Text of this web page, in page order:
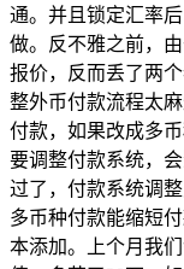
通。并且锁定汇率
做。反不雅之前，
报价，反而丢了两
整外币付款流程太
付款，如果改成多
要调整付款系统，
过了，付款系统调
多币种付款能缩短
本添加。上个月我